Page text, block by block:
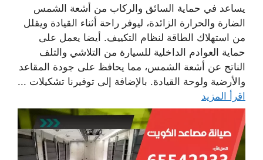
يساعد في حماية السائق والركاب من أشعة الشمس
الضارة والحرارة الزائدة، ليوفر راحة أثناء القيادة ويقلل
من استهلاك الطاقة لنظام التكييف. أيضا يعمل على
حماية العوادم الداخلية للسيارة من التلاشي والتلف
الناتج عن أشعة الشمس، مما يحافظ على جودة المقاعد
والأرضية ولوحة القيادة. بالإضافة إلى توفيرنا تشكيلات ...
اقرأ المزيد